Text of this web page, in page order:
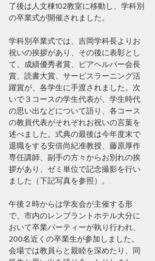
了後は人文棟102教室に移動し、学科別
の卒業式が開催されました。
学科別卒業式では、吉岡学科長よりお
祝いの挨拶があり、その後に表彰とし
て、成績優秀者賞、ピアヘルパー会長
賞、読書大賞、サービスラーニング活
躍賞が、各学生に手渡されました。次
いで３コースの学生代表が、学生時代
の思い出などについて語り、各コース
の教員代表がそれぞれお祝いの言葉を
述べました。式典の最後は今年度末で
退職をする安倍尚紀准教授、藤原厚作
専任講師、副手の方々からお別れの挨
拶があり、ゼミ単位で記念撮影を行い
ました（下記写真を参照）。
午後２時からは学友会が主催する形
で、市内のレンブラントホテル大分に
おいて卒業パーティーが執り行われ、
200名近くの卒業生が参加しました。
会場では教員らと親睦を深めたり、同